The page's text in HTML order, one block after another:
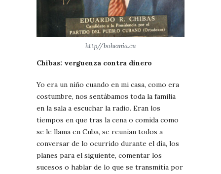
http//bohemia.cu
Chibas: verguenza contra dinero
Yo era un niño cuando en mi casa, como era
costumbre, nos sentábamos toda la familia
en la sala a escuchar la radio. Eran los
tiempos en que tras la cena o comida como
se le llama en Cuba, se reunían todos a
conversar de lo ocurrido durante el día, los
planes para el siguiente, comentar los
sucesos o hablar de lo que se transmitía por